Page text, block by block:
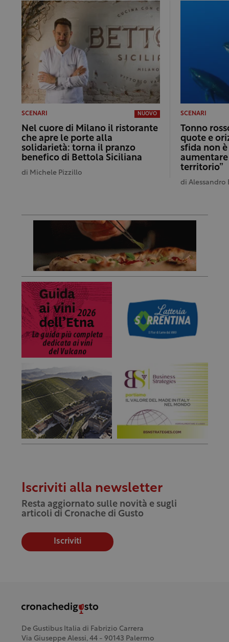
SCENARI NUOVO
Nel cuore di Milano il ristorante
che apre le porte alla
solidarietà: torna il pranzo
benefico di Bettola Siciliana
di Michele Pizzillo
SCENARI
Tonno
quote e
sfida non
territorio”
diAlessandro
Iscriviti alla newsletter
Resta aggiornato sulle novità e sugli
articoli di Cronache di Gusto
Iscriviti
De Gustibus Italia di Fabrizio Carrera
Via Giuseppe Alessi, 44 - 90143 Palermo